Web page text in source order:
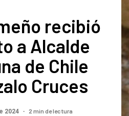
recibió
a Alcalde
de Chile
Cruces
2024 2 min de lectura